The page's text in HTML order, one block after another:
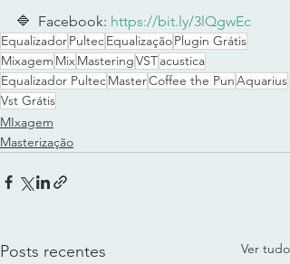
🔷  Facebook: https://bit.ly/3lQgwEc
EqualizadorPultecEqualizaçãoPlugin Grátis
Mixagem MixMasteringVSTacustica
Equalizador PultecMasterCoffee the PunAquarius
Vst Grátis
MIxagem
Masterização
Posts recentes Ver tudo